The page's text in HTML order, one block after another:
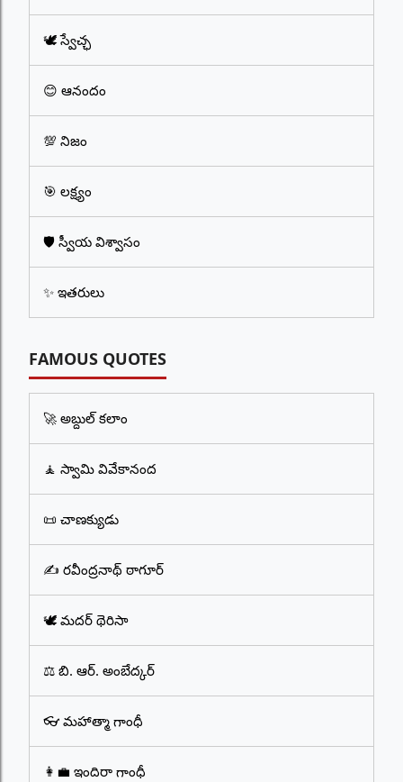
🕊️ స్వేచ్ఛ
😊 ఆనందం
💯 నిజం
🎯 లక్ష్యం
🛡️ స్వీయ విశ్వాసం
✨ ఇతరులు
FAMOUS QUOTES
🚀 అబ్దుల్ కలాం
🧘 స్వామి వివేకానంద
📜 చాణక్యుడు
✍️ రవీంద్రనాథ్ ఠాగూర్
🕊️ మదర్ థెరిసా
⚖️ బి. ఆర్. అంబేద్కర్
👓 మహాత్మా గాంధీ
👩‍💼 ఇందిరా గాంధీ